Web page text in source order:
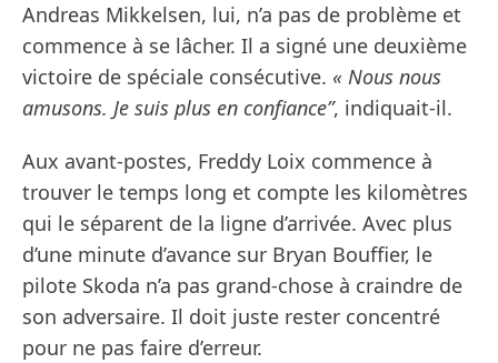
Andreas Mikkelsen, lui, n’a pas de problème et
commence à se lâcher. Il a signé une deuxième
victoire de spéciale consécutive. « Nous nous
amusons. Je suis plus en confiance”, indiquait-il.
Aux avant-postes, Freddy Loix commence à
trouver le temps long et compte les kilomètres
qui le séparent de la ligne d’arrivée. Avec plus
d’une minute d’avance sur Bryan Bouffier, le
pilote Skoda n’a pas grand-chose à craindre de
son adversaire. Il doit juste rester concentré
pour ne pas faire d’erreur.